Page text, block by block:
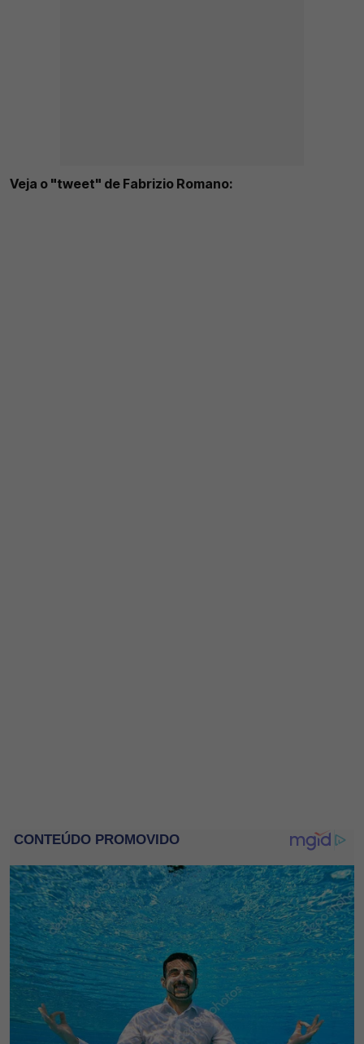
Veja o "tweet" de Fabrizio Romano: